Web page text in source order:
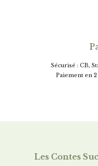
Sécurisé : CB,
Paiement en
Les Contes